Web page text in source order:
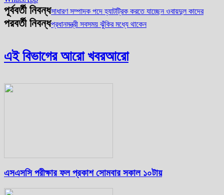
পূর্ববর্তী নিবন্ধসাধারণ সম্পাদক পদে হ্যাটট্রিক করতে যাচ্ছেন ওবায়দুল কাদের
পরবর্তী নিবন্ধপ্রধানমন্ত্রী সবসময় ঝুঁকির মধ্যে থাকেন
এই বিভাগের আরো খবরআরো
এসএসসি পরীক্ষার ফল প্রকাশ সোমবার সকাল ১০টায়